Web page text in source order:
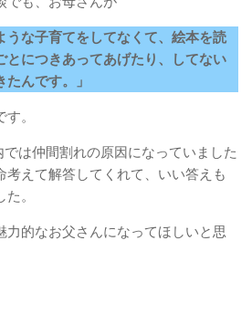
うな子育てをしてなくて、絵本を読
とにつきあってあげたり、してない
んです。」
。
は仲間割れの原因になっていました
えて解答してくれて、いい答えも
。
力的なお父さんになってほしいと思